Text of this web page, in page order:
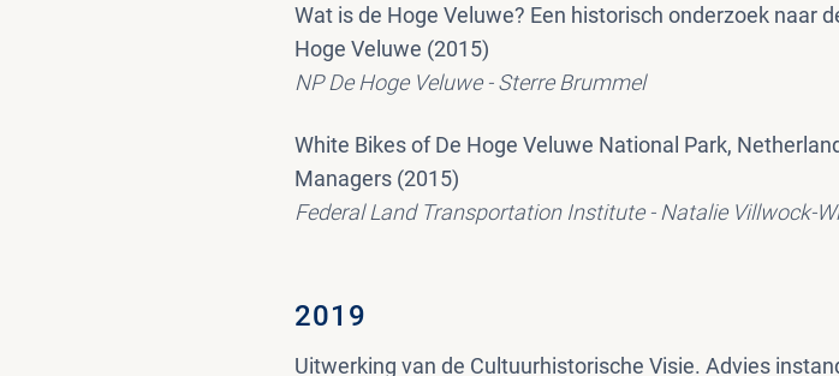
Wat is de Hoge Veluwe? Een historisch onderzoek naar
Hoge Veluwe (2015)
NP De Hoge Veluwe - Sterre Brummel
White Bikes of De Hoge Veluwe National Park,
Managers (2015)
Federal Land Transportation Institute - Natalie Villwock-
2019
Uitwerking van de Cultuurhistorische Visie. Advies